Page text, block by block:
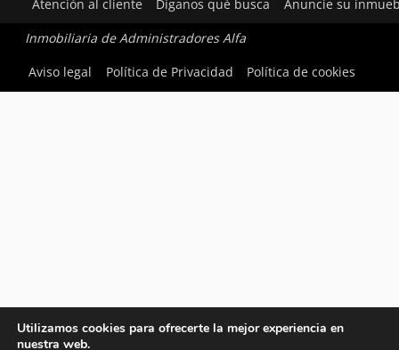
Atención al cliente Díganos qué busca Anuncie su
Inmobiliaria de Administradores Alfa
Aviso legal
Política de Privacidad Política de cookies
Utilizamos cookies para ofrecerte la mejor experiencia en
nuestra web.